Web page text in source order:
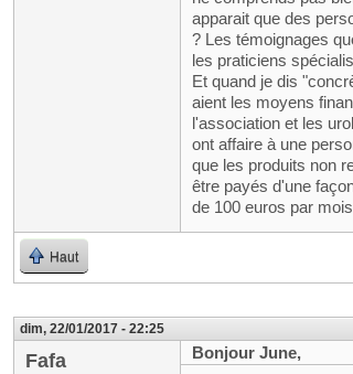
apparait que des
? Les témoignages
les praticiens
Et quand je dis
aient les moyens
l'association et les
ont affaire à une
que les produits non
être payés d'une
de 100 euros par
Haut
dim, 22/01/2017 - 22:25
Fafa
Bonjour June,